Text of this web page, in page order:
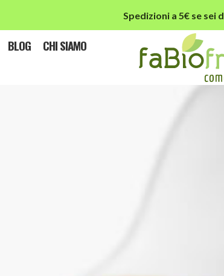
Spedizioni a 5€ se sei
BLOG
CHI SIAMO
slider-main-